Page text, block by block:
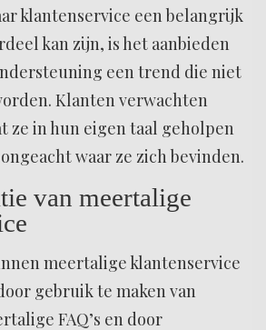
klantenservice een belangrijk
kan zijn, is het aanbieden
een trend die niet
Klanten verwachten
ze in hun eigen taal geholpen
waar ze zich bevinden.
van meertalige
meertalige klantenservice
gebruik te maken van
FAQ’s en door